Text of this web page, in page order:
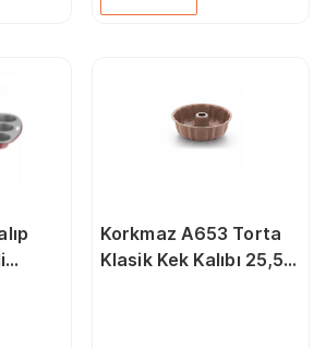
Korkmaz A653 Torta
Klasik Kek Kalıbı 25,5